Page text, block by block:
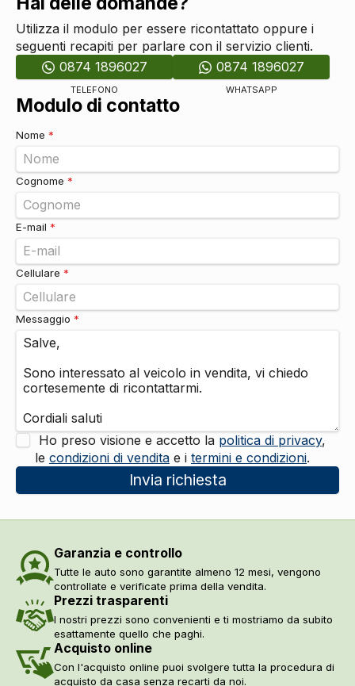
Utilizza il modulo per essere ricontattato oppure i
seguenti recapiti per parlare con il servizio clienti.
0874 1896027
TELEFONO
0874 1896027
WHATSAPP
Modulo di contatto
Nome *
Cognome *
E-mail *
Cellulare *
Messaggio *
Ho preso visione e accetto la politica di privacy,
le condizioni di vendita e i termini e condizioni.
Invia richiesta
Garanzia e controllo
Tutte le auto sono garantite almeno 12 mesi, vengono
controllate e verificate prima della vendita.
Prezzi trasparenti
I nostri prezzi sono convenienti e ti mostriamo da subito
esattamente quello che paghi.
Acquisto online
Con l'acquisto online puoi svolgere tutta la procedura di
acquisto da casa senza recarti da noi.